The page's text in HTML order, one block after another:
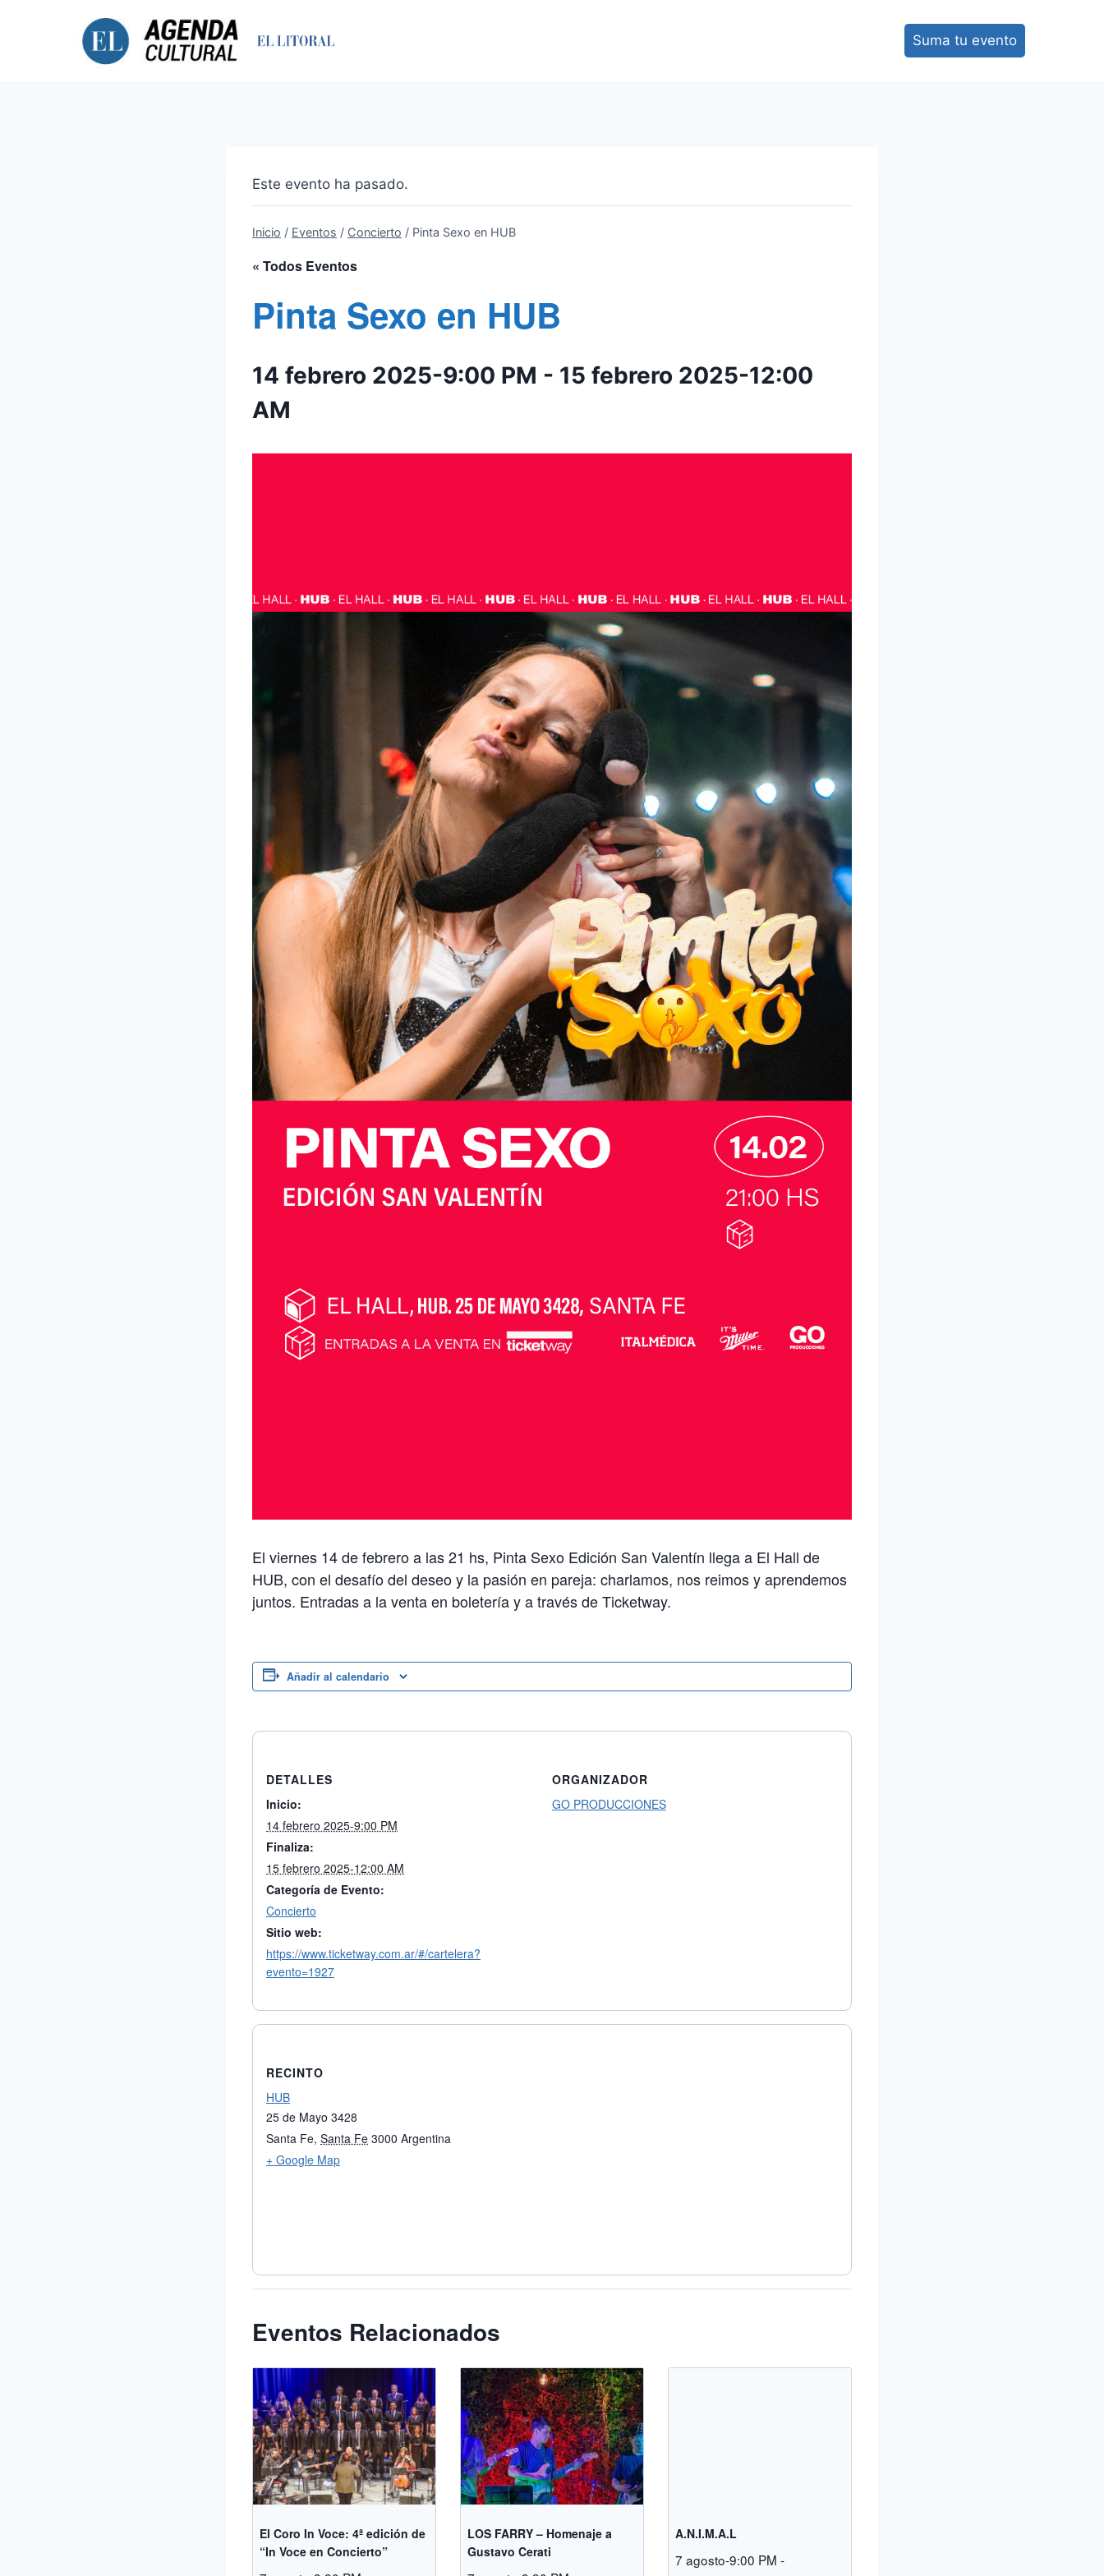
Suma tu evento
Este evento ha pasado.
Inicio / Eventos / Concierto / Pinta Sexo en HUB
« Todos Eventos
Pinta Sexo en HUB
14 febrero 2025-9:00 PM - 15 febrero 2025-12:00
AM
El viernes 14 de febrero a las 21 hs, Pinta Sexo Edición San Valentín llega a El Hall de
HUB, con el desafío del deseo y la pasión en pareja: charlamos, nos reimos y aprendemos
juntos. Entradas a la venta en boletería y a través de Ticketway.
Añadir al calendario
DETALLES
Inicio:
14 febrero 2025-9:00 PM
Finaliza:
15 febrero 2025-12:00 AM
Categoría de Evento:
Concierto
Sitio web:
https://www.ticketway.com.ar/#/cartelera?
evento=1927
ORGANIZADOR
GO PRODUCCIONES
RECINTO
HUB
25 de Mayo 3428
Santa Fe, Santa Fe 3000 Argentina
+ Google Map
Eventos Relacionados
El Coro In Voce: 4ª edición de
“In Voce en Concierto”
LOS FARRY – Homenaje a
Gustavo Cerati
A.N.I.M.A.L
7 agosto-9:00 PM -